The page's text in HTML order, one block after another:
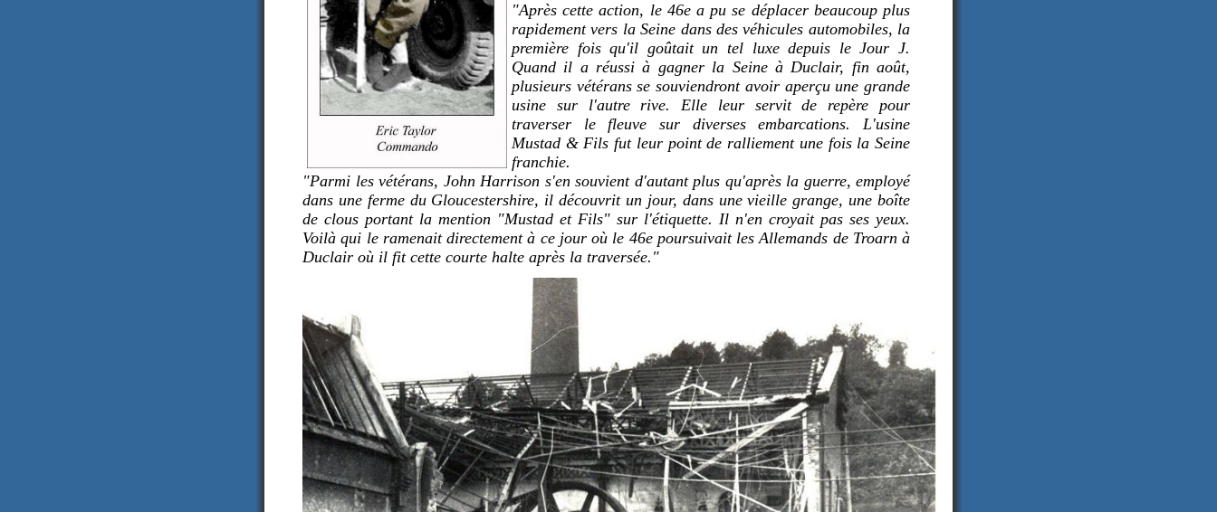
"Après cette action, le 46e a pu se déplacer beaucoup plus
rapidement vers la Seine dans des véhicules automobiles, la
première fois qu'il goûtait un tel luxe depuis le Jour J.
Quand il a réussi à gagner la Seine à Duclair, fin août,
plusieurs vétérans se souviendront avoir aperçu une grande
usine sur l'autre rive. Elle leur servit de repère pour
traverser le fleuve sur diverses embarcations. L'usine
Mustad & Fils fut leur point de ralliement une fois la Seine
franchie.
"Parmi les vétérans, John Harrison s'en souvient d'autant plus qu'après la guerre, employé
dans une ferme du Gloucestershire, il découvrit un jour, dans une vieille grange, une boîte
de clous portant la mention "Mustad et Fils" sur l'étiquette. Il n'en croyait pas ses yeux.
Voilà qui le ramenait directement à ce jour où le 46e poursuivait les Allemands de Troarn à
Duclair où il fit cette courte halte après la traversée."